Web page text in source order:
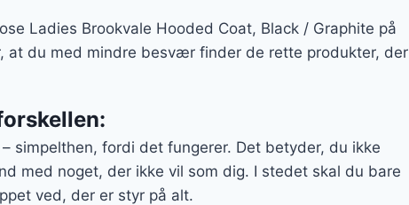
Ladies Brookvale Hooded Coat, Black / Graphite på
du med mindre besvær finder de rette produkter, der
simpelthen, fordi det fungerer. Det betyder, du ikke
med noget, der ikke vil som dig. I stedet skal du bare
ved, der er styr på alt.